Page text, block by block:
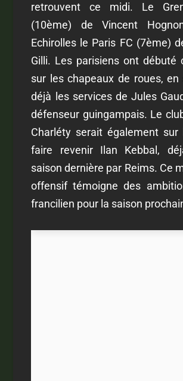
retrouvent ce midi. Le
(10ème) de Vincent
Echirolles le Paris FC (7ème)
Gilli. Les parisiens ont débuté
sur les chapeaux de roues, en
déjà les services de Jules
défenseur guingampais. Le
Charléty serait également
faire revenir Ilan Kebbal,
saison dernière par Reims. Ce
offensif témoigne des
francilien pour la saison